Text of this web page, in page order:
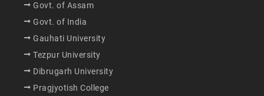
Govt. of Assam
Govt. of India
Gauhati University
Tezpur University
Dibrugarh University
Pragjyotish College